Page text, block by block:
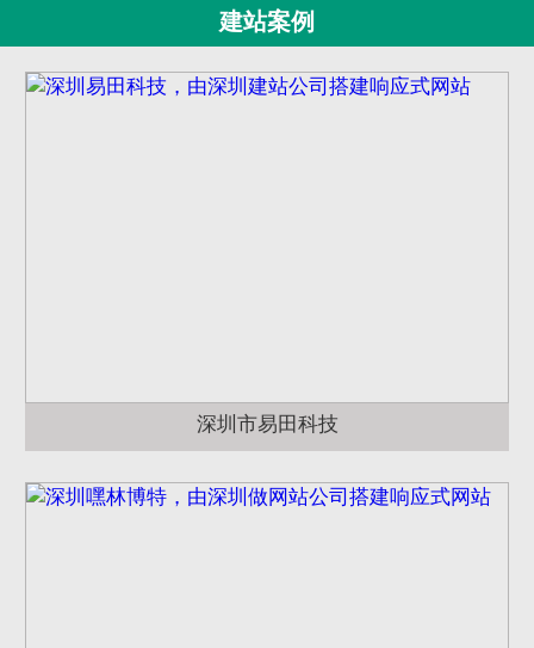
建站案例
深圳市易田科技